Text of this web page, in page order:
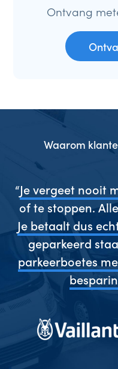
Ontvang
Waarom
“Je vergeet nooit
of te stoppen.
Je betaalt dus
geparkeerd
parkeerboetes